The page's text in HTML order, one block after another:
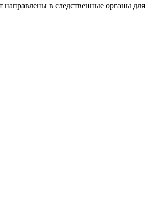
в следственные органы для